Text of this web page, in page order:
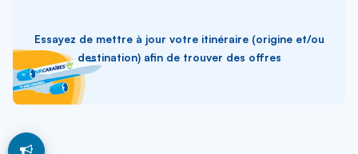
Essayez de mettre à jour votre itinéraire (origine et/ou
destination) afin de trouver des offres